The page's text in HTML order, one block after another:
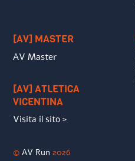
[AV] MASTER
AV Master
[AV] ATLETICA
VICENTINA
Visita il sito >
©AV Run 2026